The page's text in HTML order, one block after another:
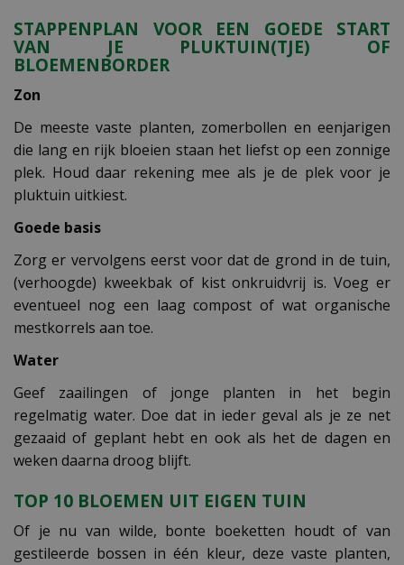
STAPPENPLAN VOOR EEN GOEDE START
VAN JE PLUKTUIN(TJE) OF
BLOEMENBORDER
Zon
De meeste vaste planten, zomerbollen en eenjarigen
die lang en rijk bloeien staan het liefst op een zonnige
plek. Houd daar rekening mee als je de plek voor je
pluktuin uitkiest.
Goede basis
Zorg er vervolgens eerst voor dat de grond in de tuin,
(verhoogde) kweekbak of kist onkruidvrij is. Voeg er
eventueel nog een laag compost of wat organische
mestkorrels aan toe.
Water
Geef zaailingen of jonge planten in het begin
regelmatig water. Doe dat in ieder geval als je ze net
gezaaid of geplant hebt en ook als het de dagen en
weken daarna droog blijft.
TOP 10 BLOEMEN UIT EIGEN TUIN
Of je nu van wilde, bonte boeketten houdt of van
gestileerde bossen in één kleur, deze vaste planten,